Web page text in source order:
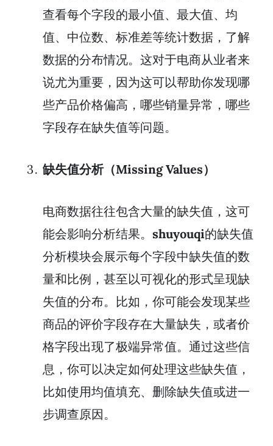
查看每个字段的最小值、最大值、均
值、中位数、标准差等统计数据，了解
数据的分布情况。这对于电商从业者来
说尤为重要，因为这可以帮助你发现哪
些产品价格偏高，哪些销量异常，哪些
字段存在缺失值等问题。
缺失值分析（Missing Values）
电商数据往往包含大量的缺失值，这可
能会影响分析结果。 shuyouqi的缺失值
分析模块会展示每个字段中缺失值的数
量和比例，甚至以可视化的形式呈现缺
失值的分布。比如，你可能会发现某些
商品的评价字段存在大量缺失，或者价
格字段出现了极端异常值。通过这些信
息，你可以决定如何处理这些缺失值，
比如使用均值填充、删除缺失值或进一
步调查原因。